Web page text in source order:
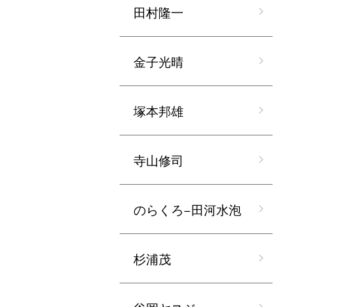
田村隆一
金子光晴
塚本邦雄
寺山修司
のらくろ−田河水泡
杉浦茂